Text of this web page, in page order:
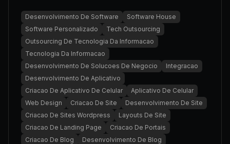
Desenvolvimento De Software
Software House
Software Personalizado
Tech Outsourcing
Outsourcing De Tecnologia Da Informacao
Tecnologia Da Informacao
Desenvolvimento De Solucoes De Negocio
Integracao
Desenvolvimento De Aplicativo
Criacao De Aplicativo De Celular
Aplicativo De Celular
Web Design
Criacao De Site
Desenvolvimento De Site
Criacao De Sites Wordpress
Layouts De Site
Criacao De Landing Page
Criacao De Portais
Criacao De Blog
Desenvolvimento De Blog